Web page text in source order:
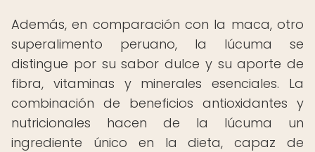
Además, en comparación con la maca, otro
superalimento peruano, la lúcuma se
distingue por su sabor dulce y su aporte de
fibra, vitaminas y minerales esenciales. La
combinación de beneficios antioxidantes y
nutricionales hacen de la lúcuma un
ingrediente único en la dieta, capaz de